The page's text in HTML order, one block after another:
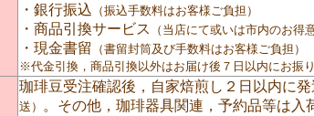
・銀行振込 （振込手数料はお客様ご負担）
・商品引換サービス （当店にて或いは市内のお得
・現金書留
（書留封筒及び手数料はお客様ご負担）
※代金引換，商品引換以外はお届け後７日以内にお振り
珈琲豆受注確認後，自家焙煎し２日以内に発
送）
。その他，珈琲器具関連，予約品等は入